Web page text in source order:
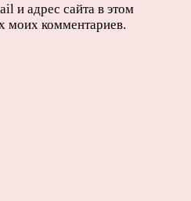
и адрес сайта в этом
моих комментариев.